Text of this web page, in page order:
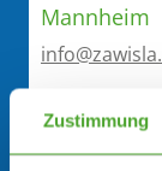
Zustimmung
Mannheim